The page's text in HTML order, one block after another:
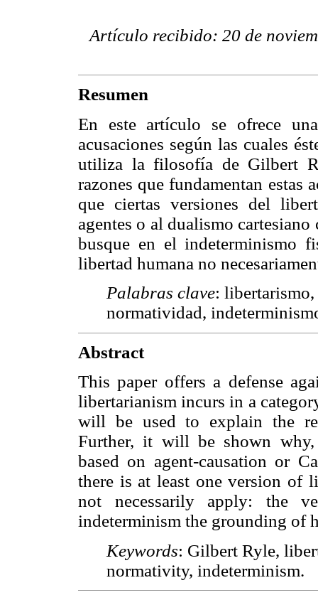
Artículo recibido: 20 de
Resumen
En este artículo se ofrece
acusaciones según las cuales
utiliza la filosofía de Gilbert
razones que fundamentan estas
que ciertas versiones del
agentes o al dualismo
busque en el indeterminismo
libertad humana no
Palabras clave:
normatividad,
Abstract
This paper offers a defense
libertarianism incurs in a
will be used to explain the
Further, it will be shown why,
based on agent-causation or
there is at least one version of
not necessarily apply: the
indeterminism the grounding of
Keywords: Gilbert Ryle,
normativity, indeterminism.